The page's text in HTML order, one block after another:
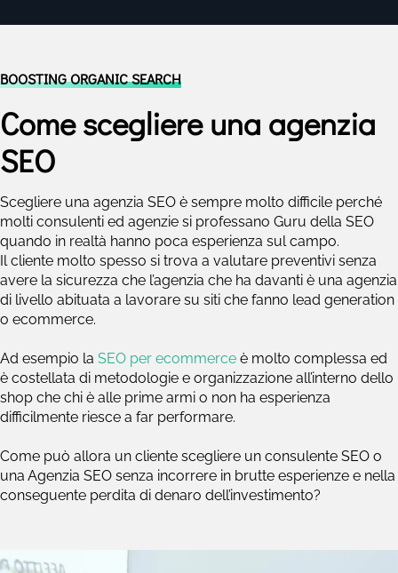
Come scegliere una agenzia
SEO
BOOSTING ORGANIC SEARCH
Scegliere una agenzia SEO è sempre molto difficile perché
molti consulenti ed agenzie si professano Guru della SEO
quando in realtà hanno poca esperienza sul campo.
Il cliente molto spesso si trova a valutare preventivi senza
avere la sicurezza che l’agenzia che ha davanti è una agenzia
di livello abituata a lavorare su siti che fanno lead generation
o ecommerce.
Ad esempio la SEO per ecommerce è molto complessa ed
è costellata di metodologie e organizzazione all’interno dello
shop che chi è alle prime armi o non ha esperienza
difficilmente riesce a far performare.
Come può allora un cliente scegliere un consulente SEO o
una Agenzia SEO senza incorrere in brutte esperienze e nella
conseguente perdita di denaro dell’investimento?